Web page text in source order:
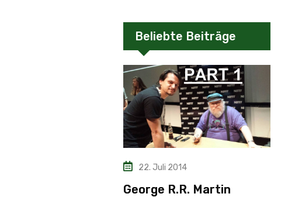
Beliebte Beiträge
22. Juli 2014
George R.R. Martin